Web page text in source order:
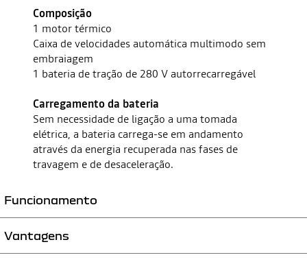
Composição
1 motor térmico
Caixa de velocidades automática multimodo sem
embraiagem
1 bateria de tração de 280 V autorrecarregável
Carregamento da bateria
Sem necessidade de ligação a uma tomada
elétrica, a bateria carrega-se em andamento
através da energia recuperada nas fases de
travagem e de desaceleração.
Funcionamento
O motor elétrico permite uma condução no modo 100% elétrico e
fornece um aumento de potência ao motor térmico durante o resto do
Vantagens